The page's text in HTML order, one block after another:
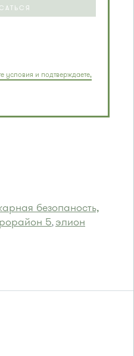
условия и подтверждаете,
безопаность,
5, элион